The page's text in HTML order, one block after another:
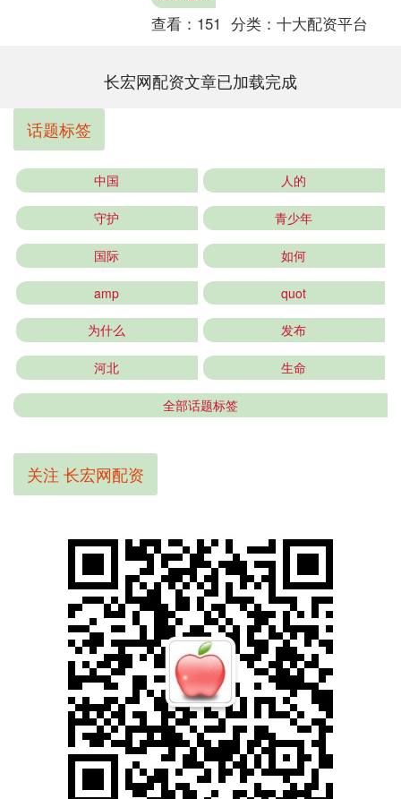
查看： 151 分类： 十大配资平台
长宏网配资文章已加载完成
话题标签
中国 人的
守护 青少年
国际 如何
amp quot
为什么 发布
河北 生命
全部话题标签
关注 长宏网配资